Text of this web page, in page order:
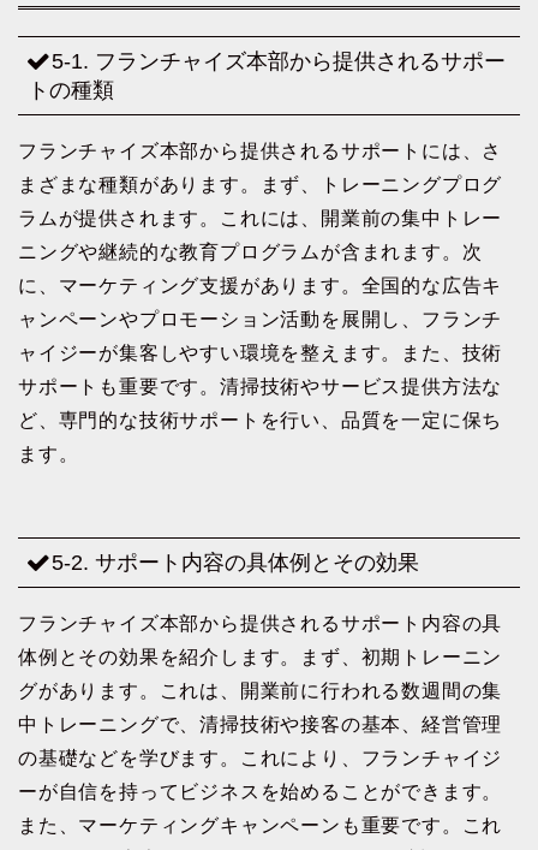
5-1. フランチャイズ本部から提供されるサポー
トの種類
フランチャイズ本部から提供されるサポートには、さ
まざまな種類があります。まず、トレーニングプログ
ラムが提供されます。これには、開業前の集中トレー
ニングや継続的な教育プログラムが含まれます。次
に、マーケティング支援があります。全国的な広告キ
ャンペーンやプロモーション活動を展開し、フランチ
ャイジーが集客しやすい環境を整えます。また、技術
サポートも重要です。清掃技術やサービス提供方法な
ど、専門的な技術サポートを行い、品質を一定に保ち
ます。
5-2. サポート内容の具体例とその効果
フランチャイズ本部から提供されるサポート内容の具
体例とその効果を紹介します。まず、初期トレーニン
グがあります。これは、開業前に行われる数週間の集
中トレーニングで、清掃技術や接客の基本、経営管理
の基礎などを学びます。これにより、フランチャイジ
ーが自信を持ってビジネスを始めることができます。
また、マーケティングキャンペーンも重要です。これ